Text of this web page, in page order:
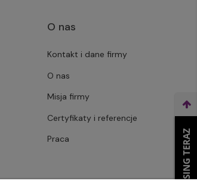
O nas
Kontakt i dane firmy
O nas
Misja firmy
Certyfikaty i referencje
Praca